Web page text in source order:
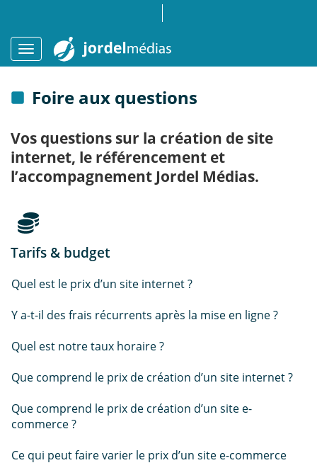
Foire aux questions
Vos questions sur la création de site
internet, le référencement et
l’accompagnement Jordel Médias.
Tarifs & budget
Quel est le prix d’un site internet ?
Y a-t-il des frais récurrents après la mise en ligne ?
Quel est notre taux horaire ?
Que comprend le prix de création d’un site internet ?
Que comprend le prix de création d’un site e-
commerce ?
Ce qui peut faire varier le prix d’un site e-commerce